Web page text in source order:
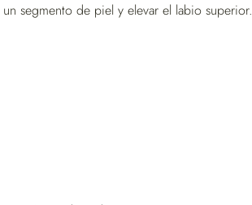
segmento de piel y elevar el labio superior.